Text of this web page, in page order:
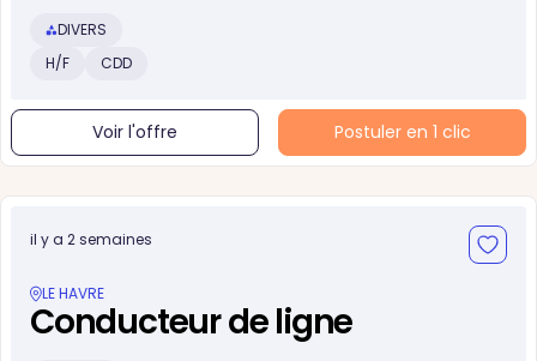
DIVERS
H/F
CDD
Voir l'offre Postuler en 1 clic
il y a 2 semaines
LE HAVRE
Conducteur de ligne